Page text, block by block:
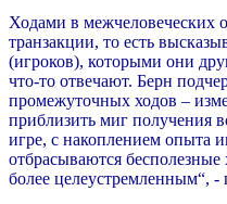
Ходами в межчеловеческих
транзакции, то есть
(игроков), которыми они
что-то отвечают. Берн
промежуточных ходов –
приблизить миг получения
игре, с накоплением опыта
отбрасываются
более целеустремленным“,